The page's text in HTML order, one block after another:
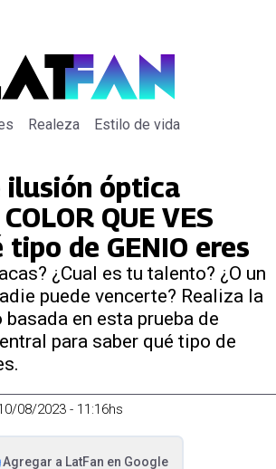
Realeza Estilo de vida
ilusión óptica
QUE VES
de GENIO eres
¿Cual es tu talento? ¿O un
puede vencerte? Realiza la
basada en esta prueba de
para saber qué tipo de
08/2023 - 11:16hs
Agregar a LatFan en Google